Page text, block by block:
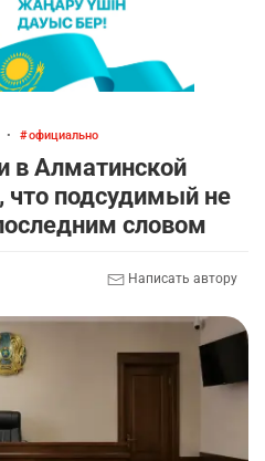
• официально
в Алматинской
что подсудимый не
словом
Написать автору